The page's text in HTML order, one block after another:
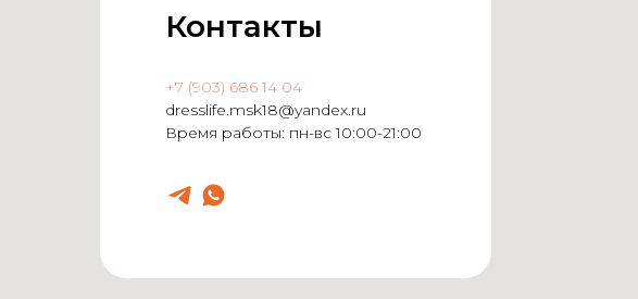
Контакты
+7 (903) 686 14 04
dresslife.msk18@yandex.ru
Время работы: пн-вс 10:00-21:00